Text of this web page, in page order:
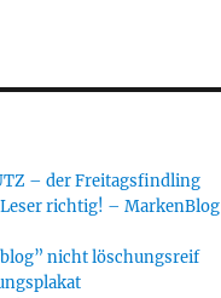
– der Freitagsfindling
Leser richtig! – MarkenBlog
nicht löschungsreif